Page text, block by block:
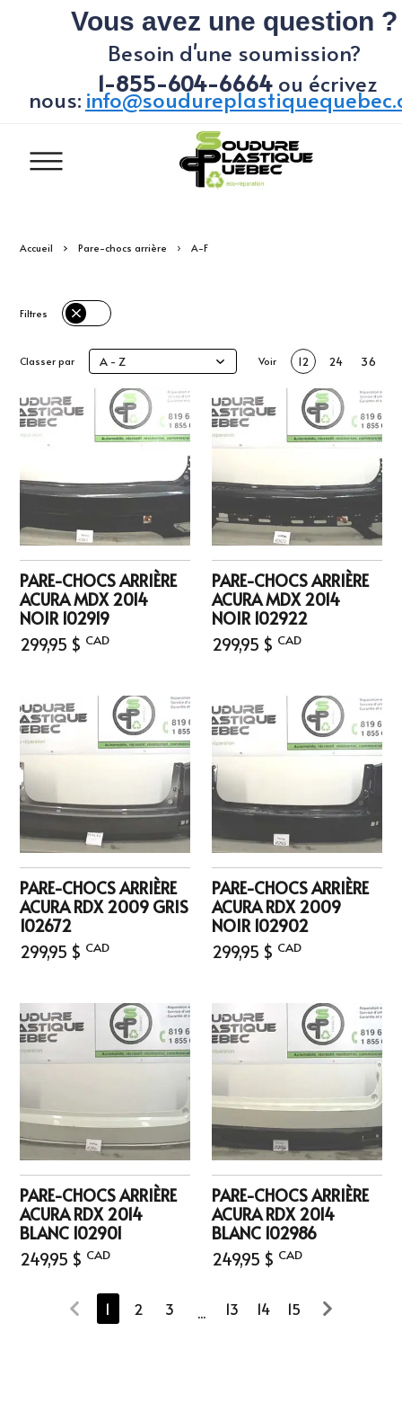
Vous avez une question ?
Besoin d'une soumission?
1-855-604-6664 ou écrivez
nous:
Accueil Pare-chocs arrière A-F
Filtres
Classer par A - Z Voir 12 24 36
PARE-CHOCS ARRIÈRE
ACURA MDX 2014
NOIR 102919
299,95 $ CAD
PARE-CHOCS ARRIÈRE
ACURA MDX 2014
NOIR 102922
299,95 $ CAD
PARE-CHOCS ARRIÈRE
ACURA RDX 2009 GRIS
102672
299,95 $ CAD
PARE-CHOCS ARRIÈRE
ACURA RDX 2009
NOIR 102902
299,95 $ CAD
PARE-CHOCS ARRIÈRE
ACURA RDX 2014
BLANC 102901
249,95 $ CAD
PARE-CHOCS ARRIÈRE
ACURA RDX 2014
BLANC 102986
249,95 $ CAD
1 2 3 ... 13 14 15